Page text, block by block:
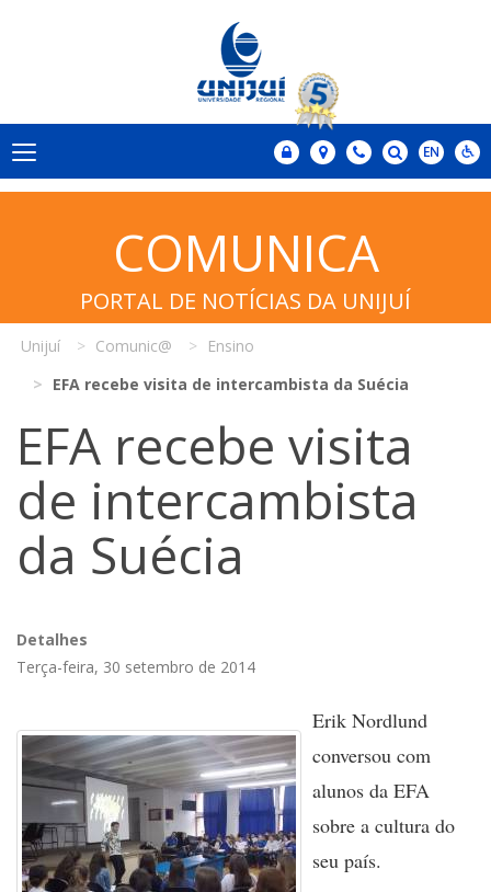
COMUNICA
PORTAL DE NOTÍCIAS DA UNIJUÍ
Unijuí Comunic@
Ensino
EFA recebe visita de intercambista da Suécia
EFA recebe visita
de intercambista
da Suécia
Detalhes
Terça-feira, 30 setembro de 2014
Erik Nordlund
conversou com
alunos da EFA
sobre a cultura do
seu país.